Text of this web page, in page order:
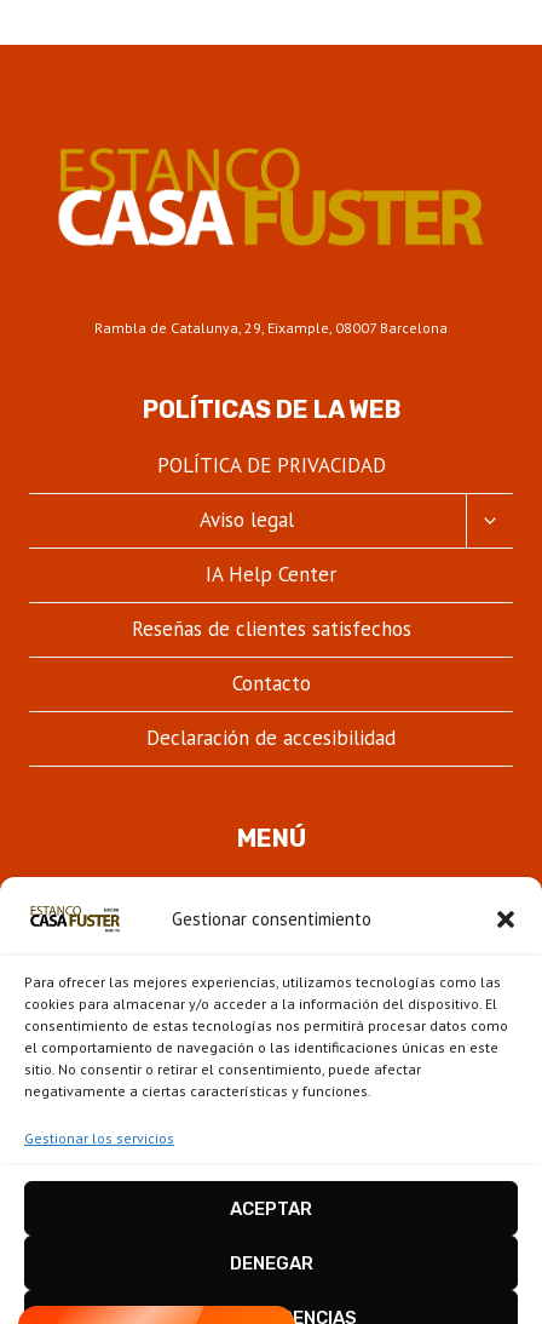
Gestionar consentimiento
Para ofrecer las mejores experiencias, utilizamos tecnologías como las
cookies para almacenar y/o acceder a la información del dispositivo. El
consentimiento de estas tecnologías nos permitirá procesar datos como
el comportamiento de navegación o las identificaciones únicas en este
sitio. No consentir o retirar el consentimiento, puede afectar
negativamente a ciertas características y funciones.
Gestionar los servicios
ACEPTAR
DENEGAR
VER PREFERENCIAS
Rambla de Catalunya, 29, Eixample, 08007 Barcelona
POLÍTICAS DE LA WEB
POLÍTICA DE PRIVACIDAD
Aviso legal
IA Help Center
Reseñas de clientes satisfechos
Contacto
Declaración de accesibilidad
MENÚ
HIJO
Novedades
Escaparate
Disseny i configuracióigualada.online